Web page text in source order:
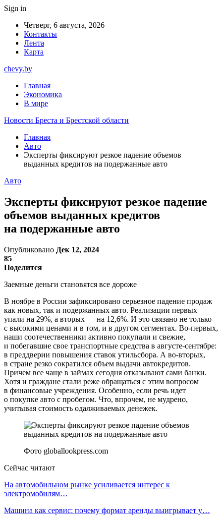
Sign in
Четверг, 6 августа, 2026
Контакты
Лента
Карта
chevy.by
Главная
Экономика
В мире
Новости Бреста и Брестской области
Главная
Авто
Эксперты фиксируют резкое падение объемов
выданных кредитов на подержанные авто
Авто
Эксперты фиксируют резкое падение
объемов выданных кредитов
на подержанные авто
Опубликовано Дек 12, 2024
85
Поделится
Заемные деньги становятся все дороже
В ноябре в России зафиксировано серьезное падение продаж
как новых, так и подержанных авто. Реализации первых
упали на 29%, а вторых — на 12,6%. И это связано не только
с высокими ценами и в том, и в другом сегментах. Во-первых,
наши соотечественники активно покупали и свежие,
и побегавшие свое транспортные средства в августе-сентябре:
в преддверии повышения ставок утильсбора. А во-вторых,
в стране резко сократился объем выдачи автокредитов.
Причем все чаще в займах сегодня отказывают сами банки.
Хотя и граждане стали реже обращаться с этим вопросом
в финансовые учреждения. Особенно, если речь идет
о покупке авто с пробегом. Что, впрочем, не мудрено,
учитывая стоимость одалживаемых денежек.
Фото globallookpress.com
Сейчас читают
На автомобильном рынке усиливается интерес к
электромобилям…
Машина как сервис: почему формат аренды выигрывает у…